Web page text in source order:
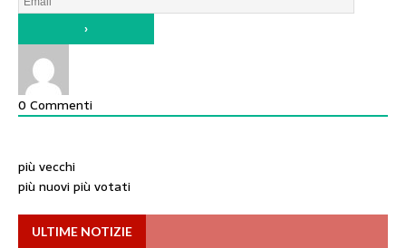
0 Commenti
più vecchi
più nuovi più votati
ULTIME NOTIZIE